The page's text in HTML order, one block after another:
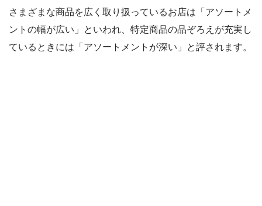
さまざまな商品を広く取り扱っているお店は「アソートメ
ントの幅が広い」といわれ、特定商品の品ぞろえが充実し
ているときには「アソートメントが深い」と評されます。